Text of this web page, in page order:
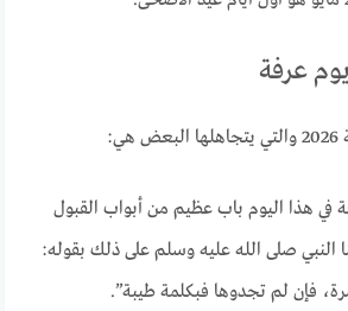
عرفة
في هذا اليوم باب عظيم من أبواب القبول
صلى الله عليه وسلم على ذلك بقوله:
فإن لم تجدوها فبكلمة طيبة”.